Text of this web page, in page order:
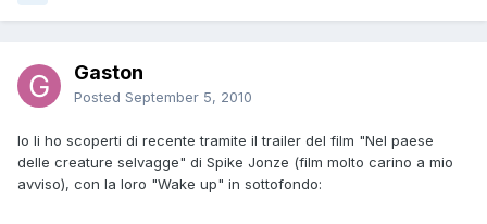
Gaston
Posted September 5, 2010
Io li ho scoperti di recente tramite il trailer del film "Nel paese
delle creature selvagge" di Spike Jonze (film molto carino a mio
avviso), con la loro "Wake up" in sottofondo: